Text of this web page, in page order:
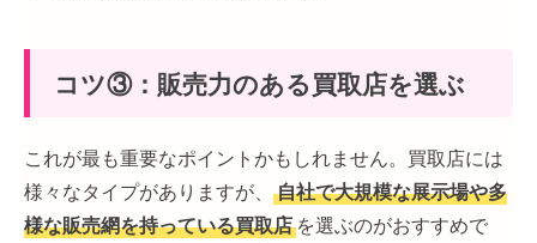
コツ③：販売力のある買取店を選ぶ
これが最も重要なポイントかもしれません。買取店には
様々なタイプがありますが、
自社で大規模な展示場や多
様な販売網を持っている買取店 を選ぶのがおすすめで